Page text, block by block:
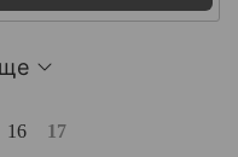
16 17